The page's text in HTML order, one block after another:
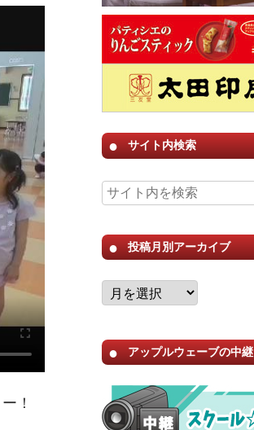
！
サイト内検索
投稿月別アーカイブ
アップルウェーブの中継